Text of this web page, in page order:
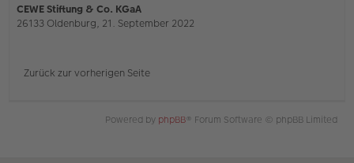
CEWE Stiftung & Co. KGaA
26133 Oldenburg, 21. September 2022
Zurück zur vorherigen Seite
Powered by phpBB® Forum Software © phpBB Limited